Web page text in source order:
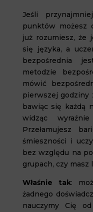
Jeśli
punktów możesz
już rozumiesz, że
się języka, a
bezpośrednia
metodzie
mówić
pierwszej godziny
bawiąc się każdą
widząc
Przełamujesz
śmieszności i
bez względu na
grupach, czy
Właśnie tak:
żadnego
nauczymy Cię